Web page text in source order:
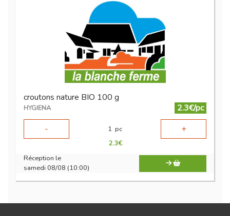
croutons nature BIO 100 g
HYGIENA
2.3€/pc
-
1 pc +
2.3€
Réception le
samedi 08/08 (10:00)